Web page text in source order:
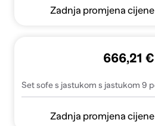
Zadnja promjena cijene
666,21 €
Zadnja promjena cijene